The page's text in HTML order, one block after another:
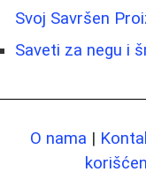
Svoj Savršen
Saveti za negu i
O nama |